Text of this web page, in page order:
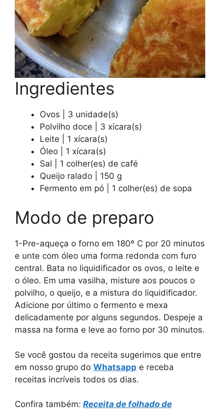
Ingredientes
Ovos | 3 unidade(s)
Polvilho doce | 3 xícara(s)
Leite | 1 xícara(s)
Óleo | 1 xícara(s)
Sal | 1 colher(es) de café
Queijo ralado | 150 g
Fermento em pó | 1 colher(es) de sopa
Modo de preparo
1-Pre-aqueça o forno em 180º C por 20 minutos
e unte com óleo uma forma redonda com furo
central. Bata no liquidificador os ovos, o leite e
o óleo. Em uma vasilha, misture aos poucos o
polvilho, o queijo, e a mistura do liquidificador.
Adicione por último o fermento e mexa
delicadamente por alguns segundos. Despeje a
massa na forma e leve ao forno por 30 minutos.
Se você gostou da receita sugerimos que entre
em nosso grupo do Whatsapp e receba
receitas incríveis todos os dias.
Confira também: Receita de folhado de